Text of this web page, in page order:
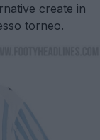
create in
torneo.